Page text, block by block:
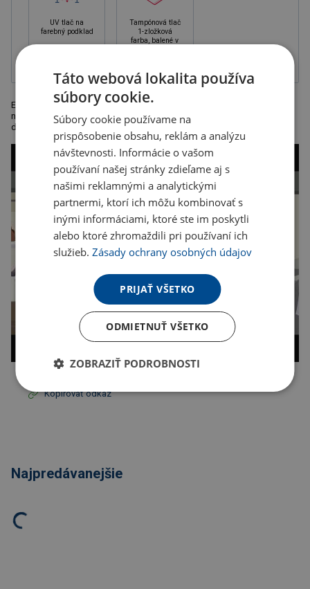
UV tlač na
farebný podklad
Tampónová tlač
1-zložková
farba, balené v
Ergonomicky tvarované Bluetooth slúchadlá s nabíjacím káblom USB a
nabíjačkou, ktorá slúži aj ako puzdro. Prevádzková doba 2 - 3 hodiny,
doba nabíjania približne 1 hodina, 35mAh batéria.
Kopírovať odkaz
Najpredávanejšie
Táto webová lokalita používa
súbory cookie.
Súbory cookie používame na
prispôsobenie obsahu, reklám a analýzu
návštevnosti. Informácie o vašom
používaní našej stránky zdieľame aj s
našimi reklamnými a analytickými
partnermi, ktorí ich môžu kombinovať s
inými informáciami, ktoré ste im poskytli
alebo ktoré zhromaždili pri používaní ich
služieb.Zásady ochrany osobných údajov
PRIJAŤ VŠETKO
ODMIETNUŤ VŠETKO
ZOBRAZIŤ PODROBNOSTI